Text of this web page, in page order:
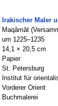
Irakischer Maler
Maqâmât
um 1225–1235
14,1 × 20,5 cm
Papier
St. Petersburg
Institut für
Vorderer Orient
Buchmalerei